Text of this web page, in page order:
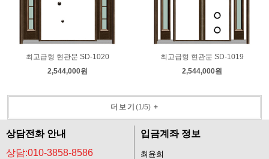
최고급형 현관문 SD-1020
2,544,000원
최고급형 현관문 SD-1019
2,544,000원
더보기 (1/5)+
상담전화 안내
상담:010-3858-8586
입금계좌 정보
최윤희